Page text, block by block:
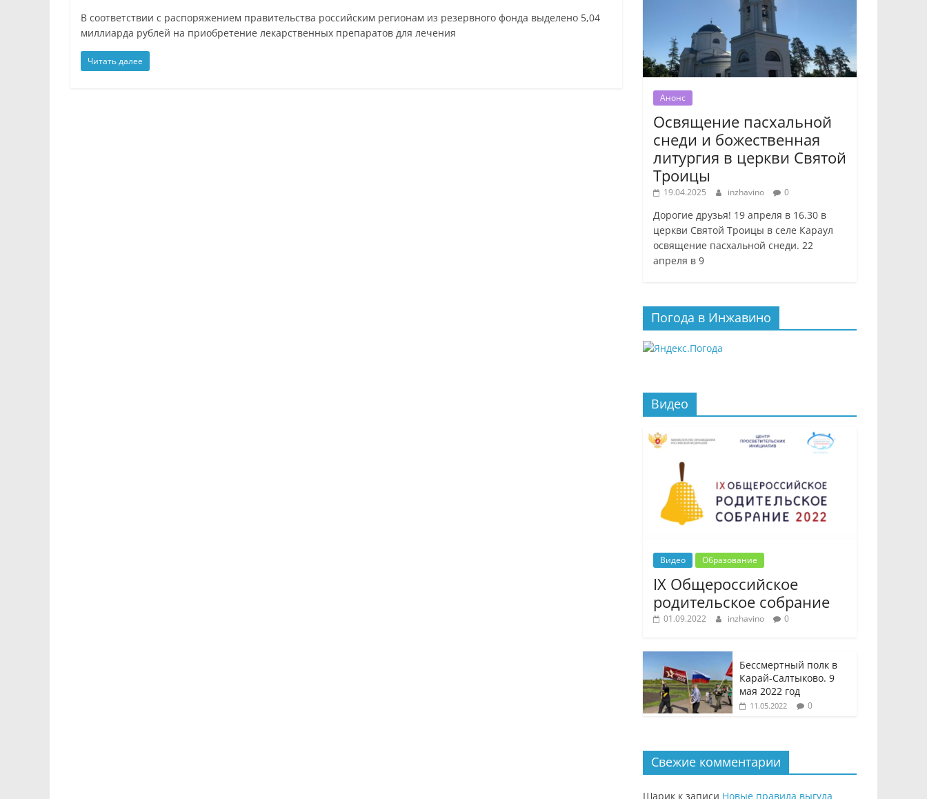
В соответствии с распоряжением правительства российским регионам из резервного фонда выделено 5,04
миллиарда рублей на приобретение лекарственных препаратов для лечения
Читать далее
Анонс
Освящение пасхальной
снеди и божественная
литургия в церкви Святой
Троицы
19.04.2025 inzhavino 0
Дорогие друзья! 19 апреля в 16.30 в
церкви Святой Троицы в селе Караул
освящение пасхальной снеди. 22
апреля в 9
Погода в Инжавино
Видео
Видео Образование
IX Общероссийское
родительское собрание
01.09.2022 inzhavino 0
Бессмертный полк в
Карай-Салтыково. 9
мая 2022 год
11.05.2022 0
Свежие комментарии
Шарик к записи Новые правила выгула